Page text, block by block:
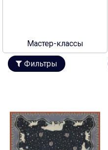
Мастер-классы
Фильтры